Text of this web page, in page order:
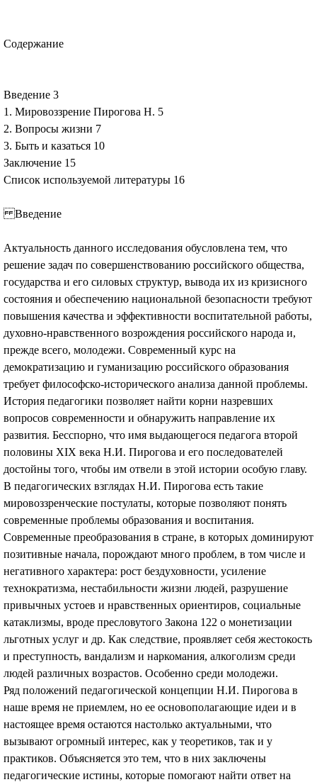
Содержание
Введение 3
1. Мировоззрение Пирогова Н. 5
2. Вопросы жизни 7
3. Быть и казаться 10
Заключение 15
Список используемой литературы 16
Введение
Актуальность данного исследования обусловлена тем, что
решение задач по совершенствованию российского общества,
государства и его силовых структур, вывода их из кризисного
состояния и обеспечению национальной безопасности требуют
повышения качества и эффективности воспитательной работы,
духовно-нравственного возрождения российского народа и,
прежде всего, молодежи. Современный курс на
демократизацию и гуманизацию российского образования
требует философско-исторического анализа данной проблемы.
История педагогики позволяет найти корни назревших
вопросов современности и обнаружить направление их
развития. Бесспорно, что имя выдающегося педагога второй
половины XIX века Н.И. Пирогова и его последователей
достойны того, чтобы им отвели в этой истории особую главу.
В педагогических взглядах Н.И. Пирогова есть такие
мировоззренческие постулаты, которые позволяют понять
современные проблемы образования и воспитания.
Современные преобразования в стране, в которых доминируют
позитивные начала, порождают много проблем, в том числе и
негативного характера: рост бездуховности, усиление
технократизма, нестабильности жизни людей, разрушение
привычных устоев и нравственных ориентиров, социальные
катаклизмы, вроде пресловутого Закона 122 о монетизации
льготных услуг и др. Как следствие, проявляет себя жестокость
и преступность, вандализм и наркомания, алкоголизм среди
людей различных возрастов. Особенно среди молодежи.
Ряд положений педагогической концепции Н.И. Пирогова в
наше время не приемлем, но ее основополагающие идеи и в
настоящее время остаются настолько актуальными, что
вызывают огромный интерес, как у теоретиков, так и у
практиков. Объясняется это тем, что в них заключены
педагогические истины, которые помогают найти ответ на